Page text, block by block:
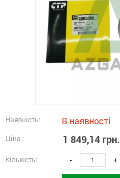
Наявність: В наявності
Ціна : 1 849,14 грн.
Кількість: - +